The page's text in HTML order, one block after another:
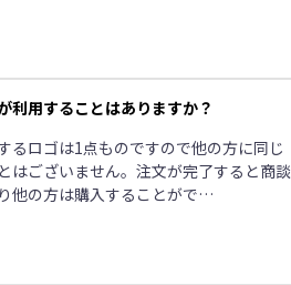
利用することはありますか？
るロゴは1点ものですので他の方に同じ
はございません。注文が完了すると商談
他の方は購入することがで…